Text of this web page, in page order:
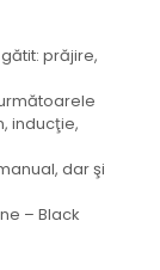
prăjire,
inducţie,
dar şi
– Black